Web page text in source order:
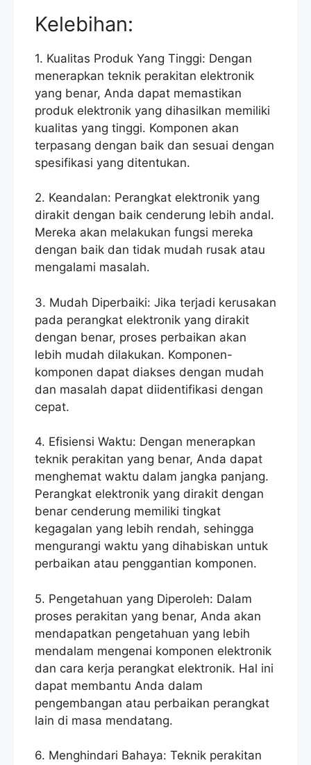
Kelebihan:
1. Kualitas Produk Yang Tinggi: Dengan
menerapkan teknik perakitan elektronik
yang benar, Anda dapat memastikan
produk elektronik yang dihasilkan memiliki
kualitas yang tinggi. Komponen akan
terpasang dengan baik dan sesuai dengan
spesifikasi yang ditentukan.
2. Keandalan: Perangkat elektronik yang
dirakit dengan baik cenderung lebih andal.
Mereka akan melakukan fungsi mereka
dengan baik dan tidak mudah rusak atau
mengalami masalah.
3. Mudah Diperbaiki: Jika terjadi kerusakan
pada perangkat elektronik yang dirakit
dengan benar, proses perbaikan akan
lebih mudah dilakukan. Komponen-
komponen dapat diakses dengan mudah
dan masalah dapat diidentifikasi dengan
cepat.
4. Efisiensi Waktu: Dengan menerapkan
teknik perakitan yang benar, Anda dapat
menghemat waktu dalam jangka panjang.
Perangkat elektronik yang dirakit dengan
benar cenderung memiliki tingkat
kegagalan yang lebih rendah, sehingga
mengurangi waktu yang dihabiskan untuk
perbaikan atau penggantian komponen.
5. Pengetahuan yang Diperoleh: Dalam
proses perakitan yang benar, Anda akan
mendapatkan pengetahuan yang lebih
mendalam mengenai komponen elektronik
dan cara kerja perangkat elektronik. Hal ini
dapat membantu Anda dalam
pengembangan atau perbaikan perangkat
lain di masa mendatang.
6. Menghindari Bahaya: Teknik perakitan